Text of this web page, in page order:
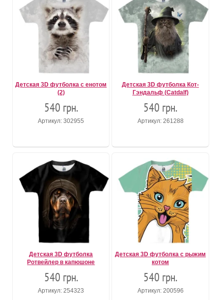
Детская 3D футболка с енотом
(2)
540 грн.
Артикул: 302955
Детская 3D футболка Кот-
Гэндальф (Catdalf)
540 грн.
Артикул: 261288
Детская 3D футболка
Ротвейлер в капюшоне
540 грн.
Артикул: 254323
Детская 3D футболка с рыжим
котом
540 грн.
Артикул: 200596